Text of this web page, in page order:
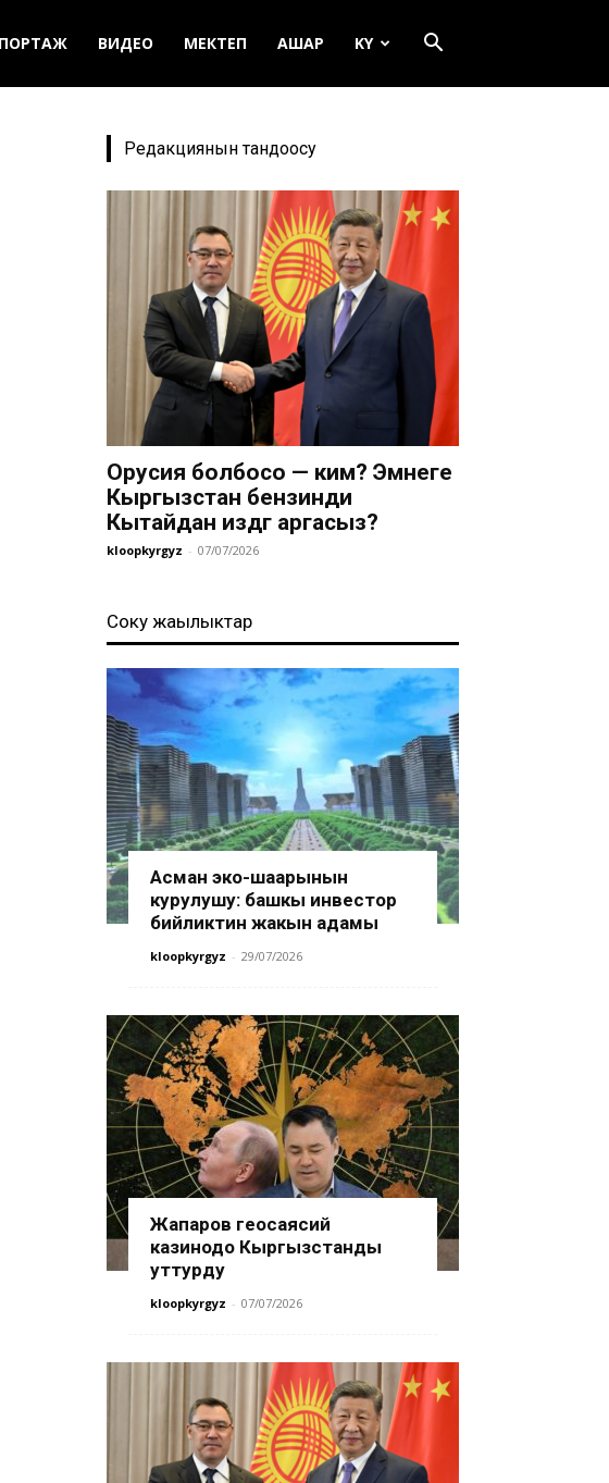
ВИДЕО МЕКТЕП АШАР KY
Редакциянын тандоосу
Орусия болбосо — ким? Эмнеге
Кыргызстан бензинди
Кытайдан издөөгө аргасыз?
kloopkyrgyz - 07/07/2026
Соңку жаңылыктар
Асман эко-шаарынын
курулушу: башкы инвестор
бийликтин жакын адамы
kloopkyrgyz - 29/07/2026
Жапаров геосаясий
казинодо Кыргызстанды
уттурду
kloopkyrgyz - 07/07/2026